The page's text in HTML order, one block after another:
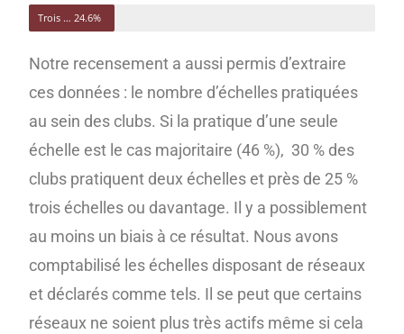
Trois échelles et plus 24.6%
Notre recensement a aussi permis d’extraire
ces données : le nombre d’échelles pratiquées
au sein des clubs. Si la pratique d’une seule
échelle est le cas majoritaire (46 %), 30 % des
clubs pratiquent deux échelles et près de 25 %
trois échelles ou davantage. Il y a possiblement
au moins un biais à ce résultat. Nous avons
comptabilisé les échelles disposant de réseaux
et déclarés comme tels. Il se peut que certains
réseaux ne soient plus très actifs même si cela